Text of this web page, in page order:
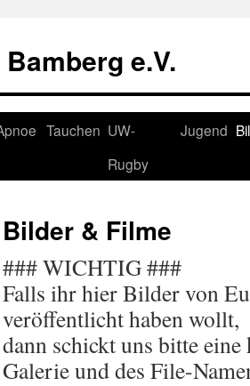
e.V.
Tauchen UW-
Rugby
Jugend
Bilder & Filme
### WICHTIG ###
Falls ihr hier Bilder von
veröffentlicht haben wollt,
dann schickt uns bitte
Galerie und des File-